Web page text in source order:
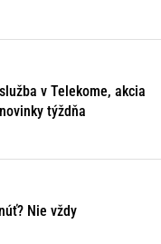
v Telekome, akcia
týždňa
Nie vždy